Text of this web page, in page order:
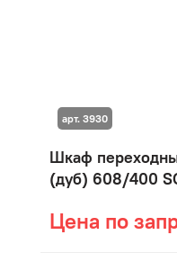
Шкаф
(дуб) 608/400
Цена по
арт. 3930